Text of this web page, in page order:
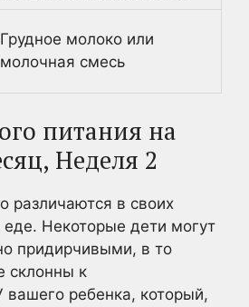
Грудное молоко или
молочная смесь
питания на
Неделя 2
различаются в своих
еде. Некоторые дети могут
придирчивыми, в то
склонны к
ребенка, который,